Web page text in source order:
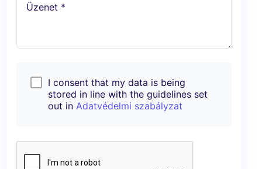
Üzenet *
I consent that my data is being
stored in line with the guidelines set
out in Adatvédelmi szabályzat